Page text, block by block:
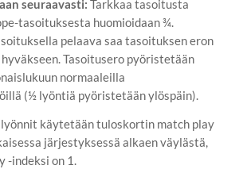
seuraavasti: Tarkkaa tasoitusta
tasoituksesta huomioidaan ¾.
pelaava saa tasoituksen eron
Tasoitusero pyöristetään
normaaleilla
(½ lyöntiä pyöristetään ylöspäin).
käytetään tuloskortin match play
järjestyksessä alkaen väylästä,
-indeksi on 1.